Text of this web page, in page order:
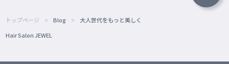
トップページ Blog
大人世代をもっと美しく
Hair Salon JEWEL